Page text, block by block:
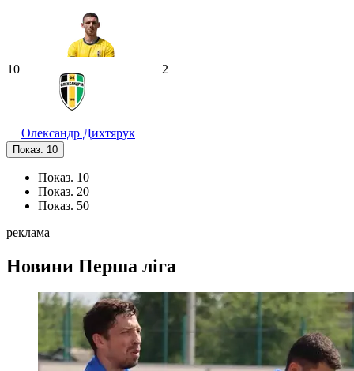
10
Олександр Дихтярук
2
Показ. 10
Показ. 10
Показ. 20
Показ. 50
реклама
Новини Перша ліга